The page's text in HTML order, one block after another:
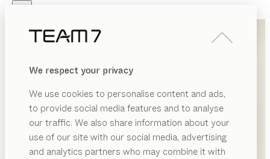
We respect your privacy
We use cookies to personalise content and ads,
to provide social media features and to analyse
our traffic. We also share information about your
use of our site with our social media, advertising
and analytics partners who may combine it with
PRODUKTE
INSPIRATION
HÄNDLER